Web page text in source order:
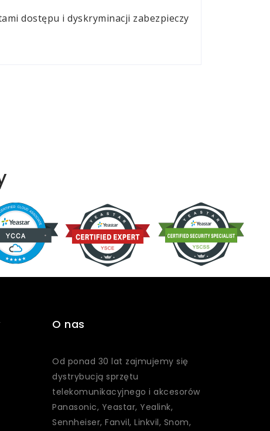
dostępu i dyskryminacji zabezpieczy
O nas
Od ponad 30 lat zajmujemy się
dystrybucją sprzętu
telekomunikacyjnego i akcesorów
Panasonic, Yeastar, Yealink,
Sennheiser, Fanvil, Linkvil, Snom,